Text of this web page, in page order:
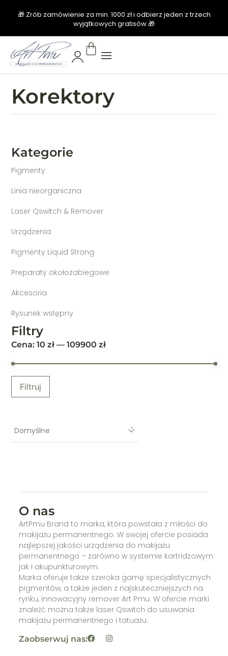
🎁 Zrób zamówienie za min. 1000 zł i odbierz jeden z trzech
wyjątkowych gratisów 🎁
Korektory
Filtry
Cena:10 zł —109900 zł
Filtruj
Kategorie
Pigmenty
Linia nieorganiczna
Laser Qswitch & Remover
Urządzenia
Pigmenty Liquid Strong
Preparaty okołozabiegowe
Akcesoria
Rysunek wstępny
Domyślne
O nas
ArtPmu Brand to marka, która powstała z miłości do
makijażu permanentnego. W swojej ofercie posiada
najlepszej jakości urządzenia do makijażu
permanentnego – zarówno w systemie kartridzowym
jak i akupunkturowym.
Marka oferuje także szeroka gamę specjalistycznych
pigmentów, a także jeden z najskuteczniejszych na
rynku, innowacyjny remover Art Pmu. W ofercie marki
znaleźć można także laser Qswitch do usuwania
makijażu permanentnego i tatuażu.
Zaobserwuj nas: